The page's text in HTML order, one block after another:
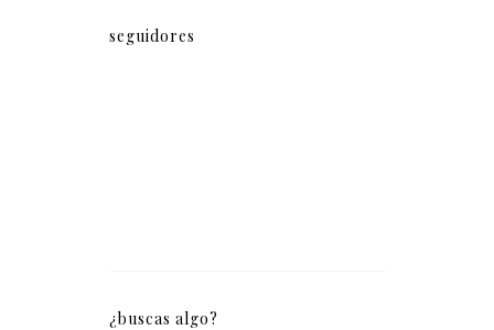
seguidores
¿buscas algo?